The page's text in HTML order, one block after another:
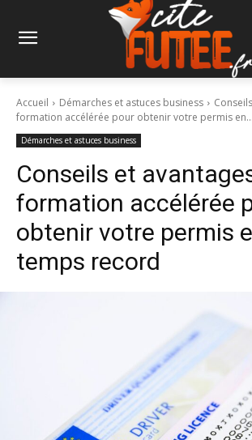
Accueil Démarches et astuces business
formation accélérée pour obtenir votre permis en...
Démarches et astuces business
Conseils et
formation accélérée
obtenir votre permis
temps record